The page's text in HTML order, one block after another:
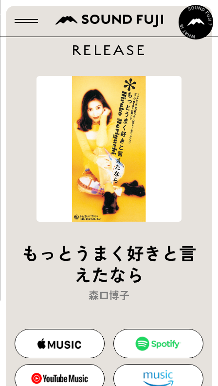
RELEASE
もっとうまく好きと言
えたなら
森口博子